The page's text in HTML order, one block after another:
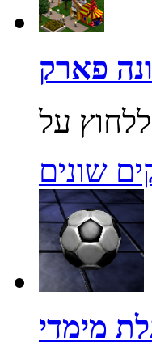
פארק
שונים
מימדי